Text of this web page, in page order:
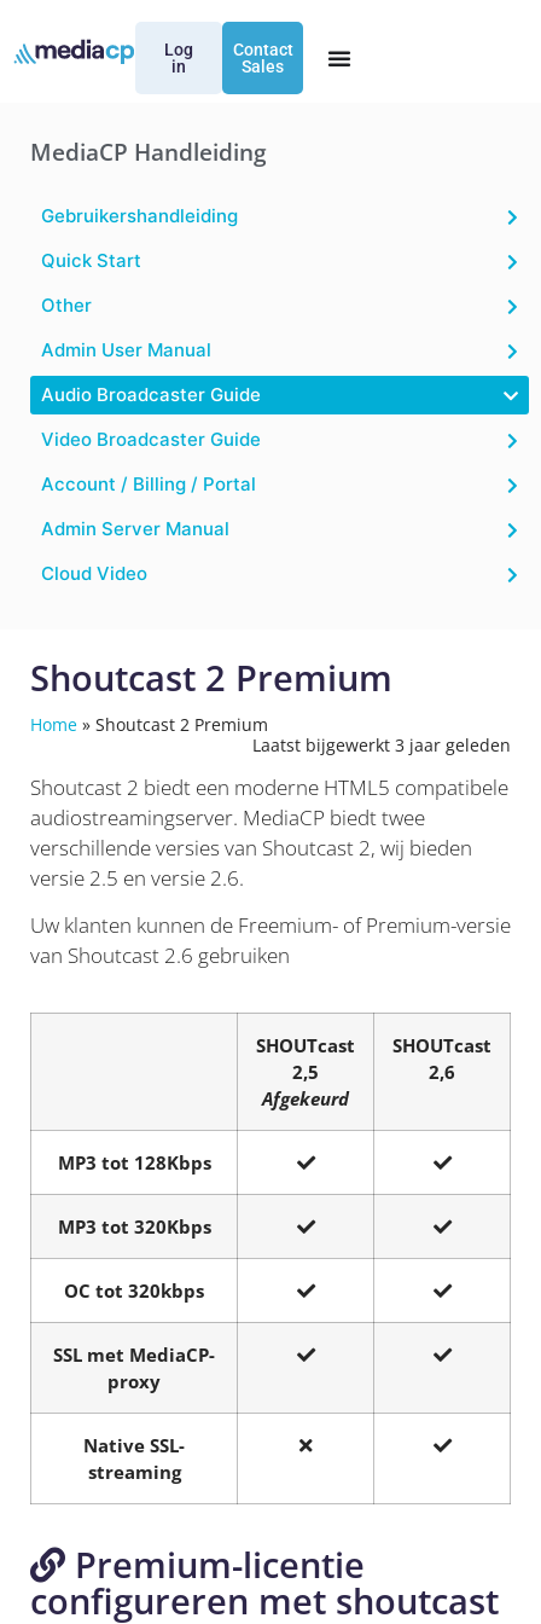
Log
in
Contact
Sales
MediaCP Handleiding
Gebruikershandleiding
Quick Start
Other
Admin User Manual
Audio Broadcaster Guide
Video Broadcaster Guide
Account / Billing / Portal
Admin Server Manual
Cloud Video
Shoutcast 2 Premium
Home » Shoutcast 2 Premium
Laatst bijgewerkt 3 jaar geleden
Shoutcast 2 biedt een moderne HTML5 compatibele
audiostreamingserver. MediaCP biedt twee
verschillende versies van Shoutcast 2, wij bieden
versie 2.5 en versie 2.6.
Uw klanten kunnen de Freemium- of Premium-versie
van Shoutcast 2.6 gebruiken
SHOUTcast
2,5
Afgekeurd
SHOUTcast
2,6
MP3 tot 128Kbps
MP3 tot 320Kbps
OC tot 320kbps
SSL met MediaCP-
proxy
Native SSL-
streaming
Premium-licentie
configureren met shoutcast